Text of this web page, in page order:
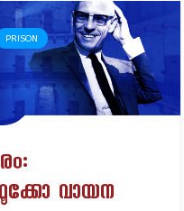
PRISON
വായന